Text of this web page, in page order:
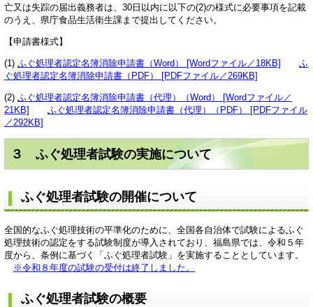
亡又は失踪の届出義務者は、30日以内に以下の(2)の様式に必要事項を記載
のうえ、県庁食品生活衛生課まで提出してください。
【申請書様式】
(1) ふぐ処理者認定名簿消除申請書（Word） [Wordファイル／18KB]
ふ
ぐ処理者認定名簿消除申請書（PDF） [PDFファイル／269KB]
(2) ふぐ処理者認定名簿消除申請書（代理）（Word） [Wordファイル／
21KB]
ふぐ処理者認定名簿消除申請書（代理）（PDF） [PDFファイル
／292KB]
３ ふぐ処理者試験の実施について
ふぐ処理者試験の開催について
全国的なふぐ処理技術の平準化のために、全国各自治体で試験によるふぐ
処理技術の認定をする試験制度が導入されており、福島県では、令和５年
度から、条例に基づく「ふぐ処理者試験」を実施することとしています。
※令和８年度の試験の受付は終了しました。
ふぐ処理者試験の概要